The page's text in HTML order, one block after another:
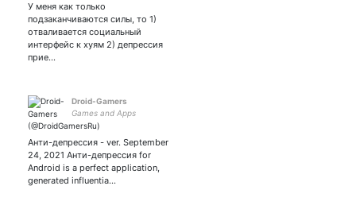
твиттер, научный тут:
У меня как только
подзаканчиваются силы, то 1)
отваливается социальный
интерфейс к хуям 2) депрессия
прие…
Droid-Gamers
Games and Apps
Анти-депрессия - ver. September
24, 2021 Анти-депрессия for
Android is a perfect application,
generated influentia…